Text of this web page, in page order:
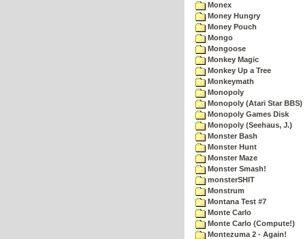
Monex
Money Hungry
Money Pouch
Mongo
Mongoose
Monkey Magic
Monkey Up a Tree
Monkeymath
Monopoly
Monopoly (Atari Star BBS)
Monopoly Games Disk
Monopoly (Seehaus, J.)
Monster Bash
Monster Hunt
Monster Maze
Monster Smash!
monsterSHIT
Monstrum
Montana Test #7
Monte Carlo
Monte Carlo (Compute!)
Montezuma 2 - Again!